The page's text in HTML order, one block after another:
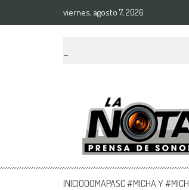
viernes, agosto 7, 2026
La Nota Prensa
Noticias del día
INICIOOOMAPASC #MICHA Y